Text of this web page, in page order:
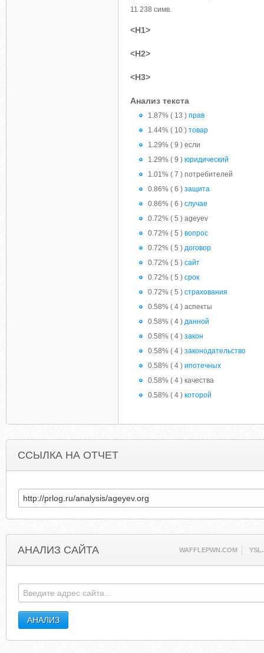
11 238 симв.
<H1>
<H2>
<H3>
Анализ текста
1.87% ( 13 ) прав
1.44% ( 10 ) товар
1.29% ( 9 ) если
1.29% ( 9 ) юридический
1.01% ( 7 ) потребителей
0.86% ( 6 ) защита
0.86% ( 6 ) случае
0.72% ( 5 ) ageyev
0.72% ( 5 ) вопрос
0.72% ( 5 ) договор
0.72% ( 5 ) сайт
0.72% ( 5 ) срок
0.72% ( 5 ) страхования
0.58% ( 4 ) аспекты
0.58% ( 4 ) данной
0.58% ( 4 ) закон
0.58% ( 4 ) законодательство
0.58% ( 4 ) ипотечных
0.58% ( 4 ) качества
0.58% ( 4 ) которой
ССЫЛКА НА ОТЧЕТ
АНАЛИЗ САЙТА WAFFLEPWN.COM